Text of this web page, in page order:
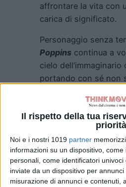
Il rispetto della tua
priorità
Noi e i nostri 1019 partner
informazioni su un dispositivo,
personali, come identificatori
inviate da un dispositivo per
misurazione di annunci e contenuti,
affrontare la vita con
carica di significato.
Personaggio senza
Poppins continua a
cielo dell’immaginario
portando con sé non
narrazione: quella
generazioni, una
una carezza
trasformarci, ispirarci
accompagnarci con
determinazione
migliore, più umano e